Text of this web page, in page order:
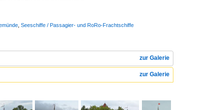
Seeschiffe / Passagier- und RoRo-Frachtschiffe
zur Galerie
zur Galerie